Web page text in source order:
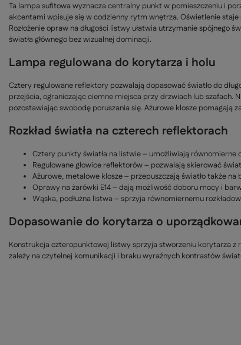
Ta lampa sufitowa wyznacza centralny punkt w pomieszczeniu i
akcentami wpisuje się w codzienny rytm wnętrza. Oświetlenie
Rozłożenie opraw na długości listwy ułatwia utrzymanie spójnego
światła głównego bez wizualnej dominacji.
Lampa regulowana do korytarza i holu
Cztery regulowane reflektory pozwalają dopasować światło do
przejścia, ograniczając ciemne miejsca przy drzwiach lub szafach.
pozostawiając swobodę poruszania się. Ażurowe klosze pomagają
Rozkład światła na czterech reflektorach
Cztery punkty światła na listwie – umożliwiają równomierne
Regulowane głowice reflektorów – pozwalają skierować
Ażurowe, metalowe klosze – przepuszczają światło także
Oprawy na żarówki E14 – dają możliwość doboru mocy i
Wąska, podłużna listwa – sprzyja równomiernemu
Dopasowanie do korytarza o
Konstrukcja czteropunktowej listwy sprzyja stworzeniu korytarza
zależy na czytelnej komunikacji i braku wyraźnych kontrastów